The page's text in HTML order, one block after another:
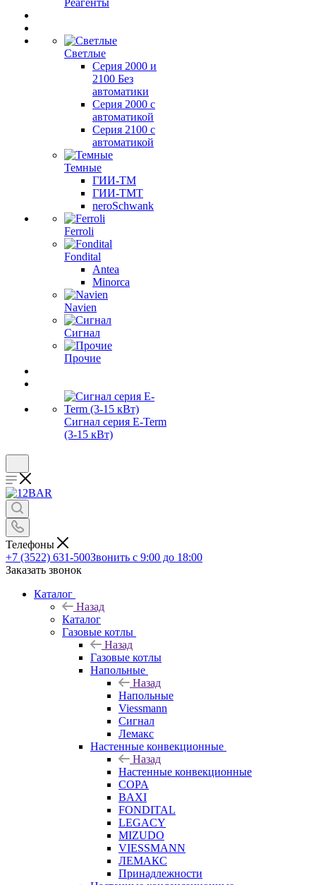
Реагенты
Светлые
Серия 2000 и
2100 Без
автоматики
Серия 2000 с
автоматикой
Серия 2100 с
автоматикой
Темные
ГИИ-ТМ
ГИИ-ТМТ
neroSchwank
Ferroli
Fondital
Antea
Minorca
Navien
Сигнал
Прочие
Сигнал серия E-Term
(3-15 кВт)
Телефоны
+7 (3522) 631-500Звонить с 9:00 до 18:00
Заказать звонок
Каталог
Назад
Каталог
Газовые котлы
Назад
Газовые котлы
Напольные
Назад
Напольные
Viessmann
Сигнал
Лемакс
Настенные конвекционные
Назад
Настенные конвекционные
COPA
BAXI
FONDITAL
LEGACY
MIZUDO
VIESSMANN
ЛЕМАКС
Принадлежности